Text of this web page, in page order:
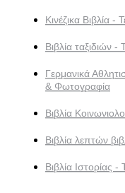
Κινέζικα Βιβλία
Βιβλία ταξιδιών
Γερμανικά
& Φωτογραφία
Βιβλία
Βιβλία λεπτών
Βιβλία Ιστορίας